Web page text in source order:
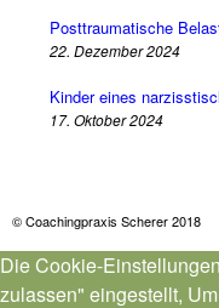
Posttraumatische
22. Dezember 2024
Kinder eines
17. Oktober 2024
© Coachingpraxis Scherer 2018
Die Cookie-
zulassen" eingestellt,